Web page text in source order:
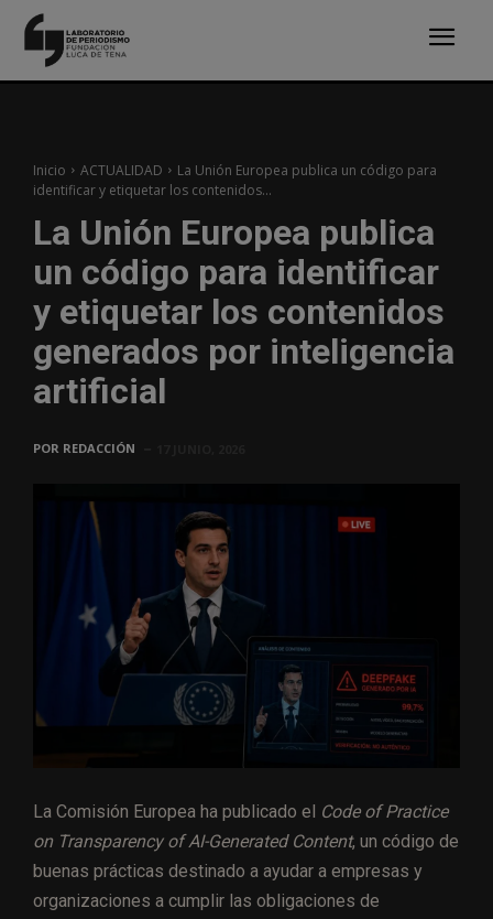
Inicio ACTUALIDAD
La Unión Europea publica un código para
identificar y etiquetar los contenidos...
La Unión Europea publica
un código para identificar
y etiquetar los contenidos
generados por inteligencia
artificial
POR REDACCIÓN
La Comisión Europea ha publicado el Code of Practice
on Transparency of AI-Generated Content, un código de
buenas prácticas destinado a ayudar a empresas y
organizaciones a cumplir las obligaciones de